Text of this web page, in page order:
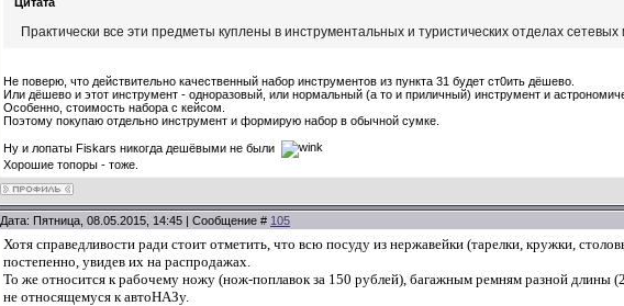
Практически все эти предметы куплены в инструментальных и туристических отделах
Не поверю, что действительно качественный набор инструментов из пункта 31 будет ст0ить дёшево.
Или дёшево и этот инструмент - одноразовый, или нормальный (а то и приличный) инструмент и
Особенно, стоимость набора с кейсом.
Поэтому покупаю отдельно инструмент и формирую набор в обычной сумке.
Ну и лопаты Fiskars никогда дешёвыми не были
Хорошие топоры - тоже.
Дата: Пятница, 08.05.2015, 14:45 | Сообщение # 105
Хотя справедливости ради стоит отметить, что всю посуду из нержавейки (тарелки, кружки,
постепенно, увидев их на распродажах.
То же относится к рабочему ножу (нож-поплавок за 150 рублей), багажным ремням разной длины
не относящемуся к автоНАЗу.